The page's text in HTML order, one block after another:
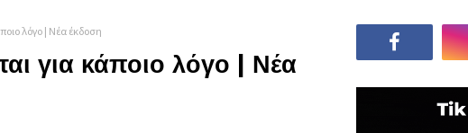
λόγο | Νέα έκδοση
για κάποιο λόγο | Νέα